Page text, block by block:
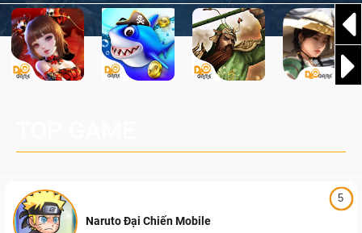
5
Naruto Đại Chiến Mobile